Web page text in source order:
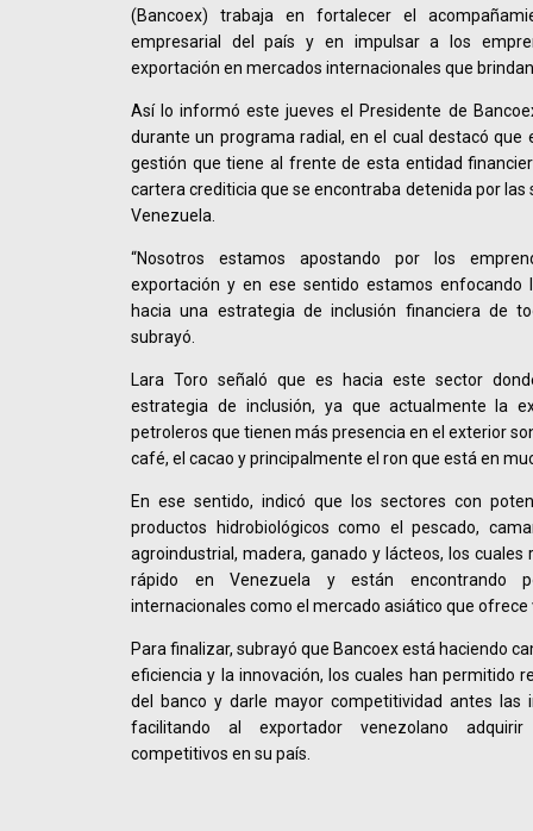
(Bancoex) trabaja en fortalecer el
empresarial del país y en impulsar a los
exportación en mercados internacionales que
Así lo informó este jueves el Presidente de
durante un programa radial, en el cual destacó que
gestión que tiene al frente de esta entidad
cartera crediticia que se encontraba detenida por
Venezuela.
“Nosotros estamos apostando por los
exportación y en ese sentido estamos enfocando
hacia una estrategia de inclusión financiera de
subrayó.
Lara Toro señaló que es hacia este sector
estrategia de inclusión, ya que actualmente la
petroleros que tienen más presencia en el exterior
café, el cacao y principalmente el ron que está en
En ese sentido, indicó que los sectores con
productos hidrobiológicos como el pescado,
agroindustrial, madera, ganado y lácteos, los
rápido en Venezuela y están encontrando
internacionales como el mercado asiático que
Para finalizar, subrayó que Bancoex está haciendo
eficiencia y la innovación, los cuales han permitido
del banco y darle mayor competitividad antes las
facilitando al exportador venezolano
competitivos en su país.